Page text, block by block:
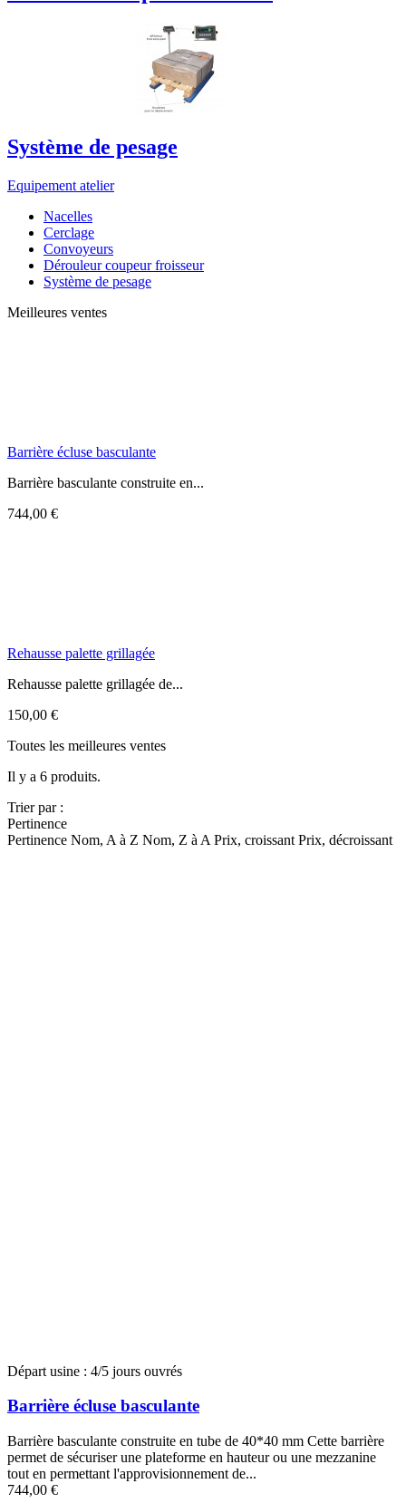
Système de pesage
Equipement atelier
Nacelles
Cerclage
Convoyeurs
Dérouleur coupeur froisseur
Système de pesage
Meilleures ventes
Barrière écluse basculante
Barrière basculante construite en...
744,00 €
Rehausse palette grillagée
Rehausse palette grillagée de...
150,00 €
Toutes les meilleures ventes
Il y a 6 produits.
Trier par :
Pertinence
Pertinence Nom, A à Z Nom, Z à A Prix, croissant Prix, décroissant
Départ usine : 4/5 jours ouvrés
Barrière écluse basculante
Barrière basculante construite en tube de 40*40 mm Cette barrière
permet de sécuriser une plateforme en hauteur ou une mezzanine
tout en permettant l'approvisionnement de...
744,00 €